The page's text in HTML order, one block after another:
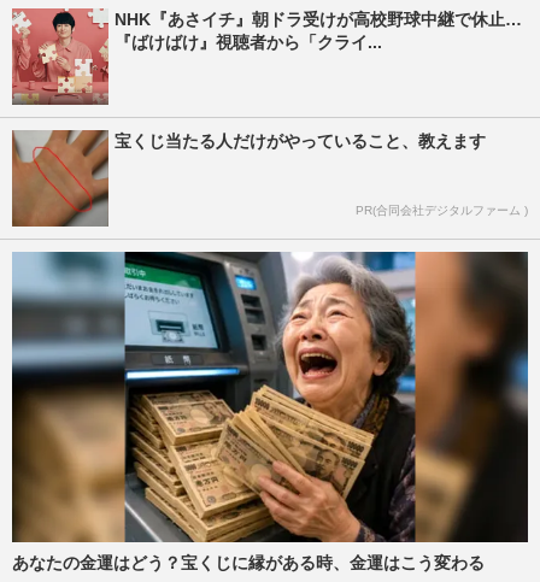
NHK『あさイチ』朝ドラ受けが高校野球中継で休止…
『ばけばけ』視聴者から「クライ...
宝くじ当たる人だけがやっていること、教えます
PR(合同会社デジタルファーム )
あなたの金運はどう？宝くじに縁がある時、金運はこう変わる